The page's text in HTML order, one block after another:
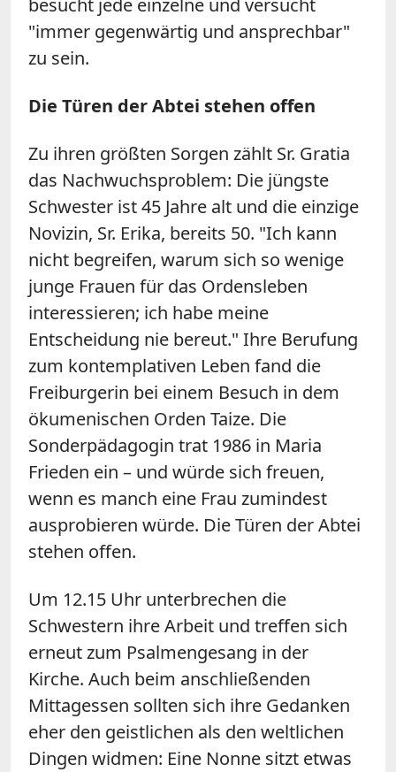
besucht jede einzelne und versucht
"immer gegenwärtig und ansprechbar"
zu sein.
Die Türen der Abtei stehen offen
Zu ihren größten Sorgen zählt Sr. Gratia
das Nachwuchsproblem: Die jüngste
Schwester ist 45 Jahre alt und die einzige
Novizin, Sr. Erika, bereits 50. "Ich kann
nicht begreifen, warum sich so wenige
junge Frauen für das Ordensleben
interessieren; ich habe meine
Entscheidung nie bereut." Ihre Berufung
zum kontemplativen Leben fand die
Freiburgerin bei einem Besuch in dem
ökumenischen Orden Taize. Die
Sonderpädagogin trat 1986 in Maria
Frieden ein – und würde sich freuen,
wenn es manch eine Frau zumindest
ausprobieren würde. Die Türen der Abtei
stehen offen.
Um 12.15 Uhr unterbrechen die
Schwestern ihre Arbeit und treffen sich
erneut zum Psalmengesang in der
Kirche. Auch beim anschließenden
Mittagessen sollten sich ihre Gedanken
eher den geistlichen als den weltlichen
Dingen widmen: Eine Nonne sitzt etwas